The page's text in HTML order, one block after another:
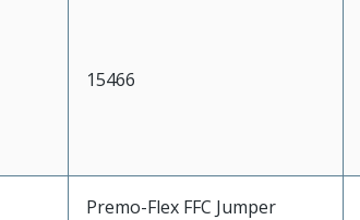
15466
Premo-Flex FFC Jumper